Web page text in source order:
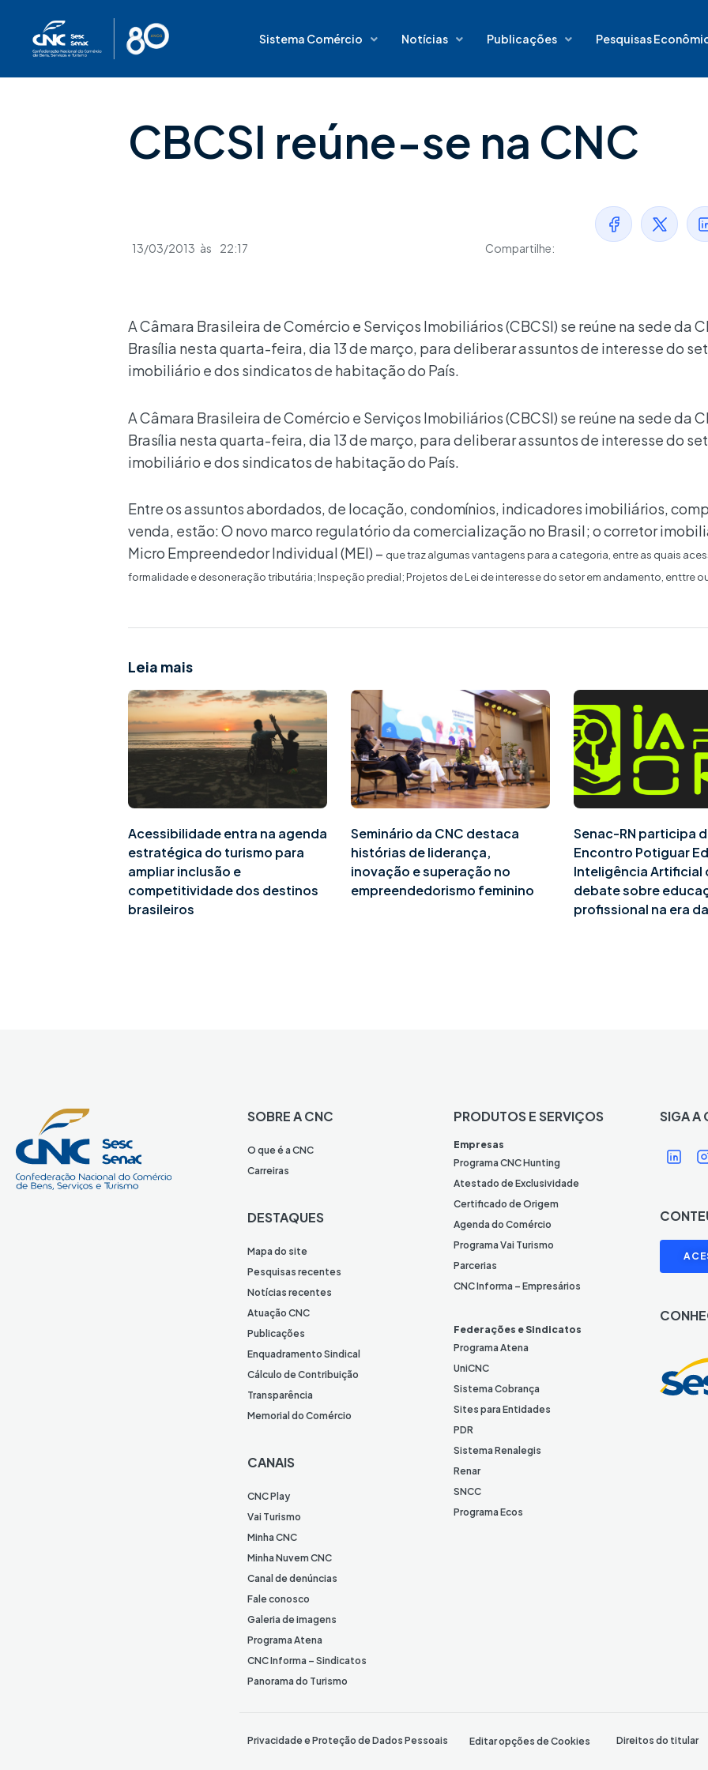
Sistema Comércio Notícias Publicações Pesquisas
CBCSI reúne-se na CNC
13/03/2013 às 22:17 Compartilhe:
A Câmara Brasileira de Comércio e Serviços Imobiliários (CBCSI) se reúne na sede da
Brasília nesta quarta-feira, dia 13 de março, para deliberar assuntos de interesse do
imobiliário e dos sindicatos de habitação do País.
A Câmara Brasileira de Comércio e Serviços Imobiliários (CBCSI) se reúne na sede da
Brasília nesta quarta-feira, dia 13 de março, para deliberar assuntos de interesse do
imobiliário e dos sindicatos de habitação do País.
Entre os assuntos abordados, de locação, condomínios, indicadores imobiliários,
venda, estão: O novo marco regulatório da comercialização no Brasil; o corretor
Micro Empreendedor Individual (MEI) – que traz algumas vantagens para a categoria, entre as quais
formalidade e desoneração tributária; Inspeção predial; Projetos de Lei de interesse do setor em andamento, enttre
Leia mais
Acessibilidade entra na agenda
estratégica do turismo para
ampliar inclusão e
competitividade dos destinos
brasileiros
Seminário da CNC destaca
histórias de liderança,
inovação e superação no
empreendedorismo feminino
Senac-RN participa
Encontro Potiguar
Inteligência Artificial
debate sobre
profissional na era
SOBRE A CNC
O que é a CNC
Carreiras
DESTAQUES
Mapa do site
Pesquisas recentes
Notícias recentes
Atuação CNC
Publicações
Enquadramento Sindical
Cálculo de Contribuição
Transparência
Memorial do Comércio
CANAIS
CNC Play
Vai Turismo
Minha CNC
Minha Nuvem CNC
Canal de denúncias
Fale conosco
Galeria de imagens
Programa Atena
CNC Informa – Sindicatos
Panorama do Turismo
PRODUTOS E SERVIÇOS
Empresas
Programa CNC Hunting
Atestado de Exclusividade
Certificado de Origem
Agenda do Comércio
Programa Vai Turismo
Parcerias
CNC Informa – Empresários
Federações e Sindicatos
Programa Atena
UniCNC
Sistema Cobrança
Sites para Entidades
PDR
Sistema Renalegis
Renar
SNCC
Programa Ecos
SIGA A
Í
c
n
e
L
i
k
e
I
n
Í
I
Privacidade e Proteção de Dados Pessoais Editar opções de Cookies Direitos do titular